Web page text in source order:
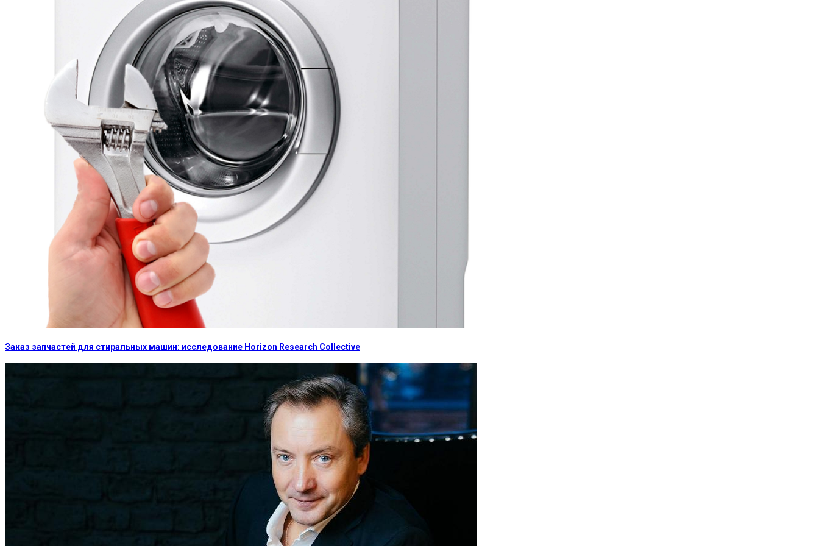
Заказ запчастей для стиральных машин: исследование Horizon Research Collective